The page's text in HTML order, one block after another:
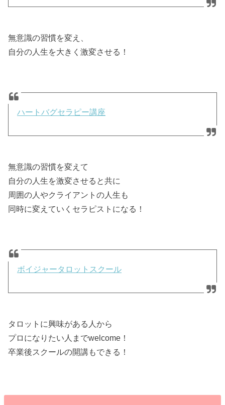
無意識の習慣を変え、
自分の人生を大きく激変させる！
ハートバグセラピー講座
無意識の習慣を変えて
自分の人生を激変させると共に
周囲の人やクライアントの人生も
同時に変えていくセラピストになる！
ボイジャータロットスクール
タロットに興味がある人から
プロになりたい人までwelcome！
卒業後スクールの開講もできる！